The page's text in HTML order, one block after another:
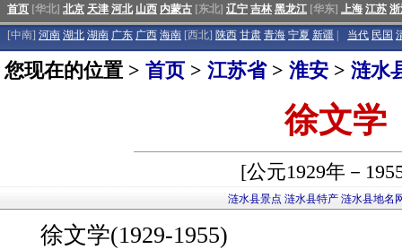
首页 [华北] 北京 天津 河北 山西 内蒙古 [东北] 辽宁 吉林 黑龙江 [华东] 上海 江苏
[中南] 河南 湖北 湖南 广东 广西 海南 [西北] 陕西 甘肃 青海 宁夏 新疆 当代 民国
您现在的位置 > 首页 > 江苏省> 淮安 > 涟水
徐文学
[公元1929年－
涟水县景点 涟水县特产 涟水县地名
徐文学(1929-1955)